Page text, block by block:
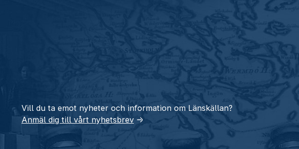
Vill du ta emot nyheter och information om Länskällan?
Anmäl dig till vårt nyhetsbrev →